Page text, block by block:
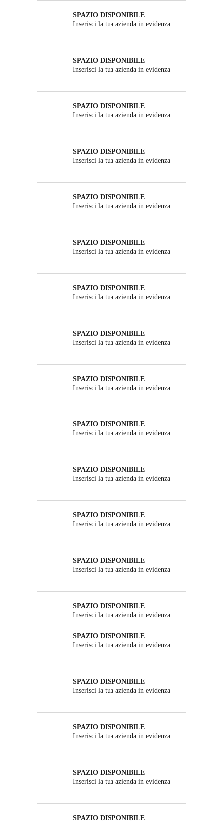
SPAZIO DISPONIBILE
Inserisci la tua azienda in evidenza
SPAZIO DISPONIBILE
Inserisci la tua azienda in evidenza
SPAZIO DISPONIBILE
Inserisci la tua azienda in evidenza
SPAZIO DISPONIBILE
Inserisci la tua azienda in evidenza
SPAZIO DISPONIBILE
Inserisci la tua azienda in evidenza
SPAZIO DISPONIBILE
Inserisci la tua azienda in evidenza
SPAZIO DISPONIBILE
Inserisci la tua azienda in evidenza
SPAZIO DISPONIBILE
Inserisci la tua azienda in evidenza
SPAZIO DISPONIBILE
Inserisci la tua azienda in evidenza
SPAZIO DISPONIBILE
Inserisci la tua azienda in evidenza
SPAZIO DISPONIBILE
Inserisci la tua azienda in evidenza
SPAZIO DISPONIBILE
Inserisci la tua azienda in evidenza
SPAZIO DISPONIBILE
Inserisci la tua azienda in evidenza
SPAZIO DISPONIBILE
Inserisci la tua azienda in evidenza
SPAZIO DISPONIBILE
Inserisci la tua azienda in evidenza
SPAZIO DISPONIBILE
Inserisci la tua azienda in evidenza
SPAZIO DISPONIBILE
Inserisci la tua azienda in evidenza
SPAZIO DISPONIBILE
Inserisci la tua azienda in evidenza
SPAZIO DISPONIBILE